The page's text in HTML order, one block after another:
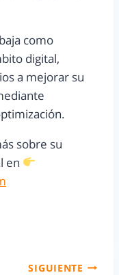
como
digital,
a mejorar su
sobre su
en
SIGUIENTE